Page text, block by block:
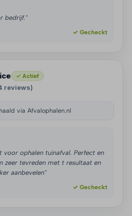
bedrijf."
✓ Gecheckt
✓ Actief
reviews)
via Afvalophalen.nl
voor ophalen tuinafval. Perfect en
zeer tevreden met t resultaat en
aanbevelen"
✓ Gecheckt